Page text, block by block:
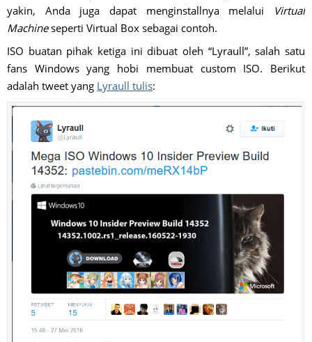
yakin, Anda juga dapat menginstallnya melalui Virtual
Machineseperti Virtual Box sebagai contoh.
ISO buatan pihak ketiga ini dibuat oleh “Lyraull”, salah satu
fans Windows yang hobi membuat custom ISO. Berikut
adalah tweet yang Lyraull tulis: